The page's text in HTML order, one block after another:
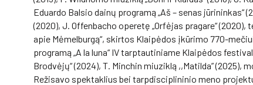
Eduardo Balsio dainų programą „Aš – senas jūrininkas“
(2020), J. Offenbacho operetę „Orfėjas pragare“
apie Mėmelburgą“, skirtos Klaipėdos įkūrimo 770-
programą „A la luna“ IV tarptautiniame Klaipėdos
Brodvėjų“ (2024), T. Minchin miuziklą ,,Matilda” (2025),
Režisavo spektaklius bei tarpdisciplininio meno